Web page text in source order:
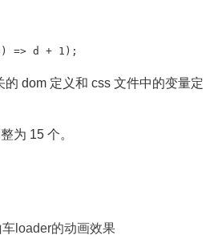
=> d + 1);
dom 定义和 css 文件中的变量定
为 15 个。
loader的动画效果